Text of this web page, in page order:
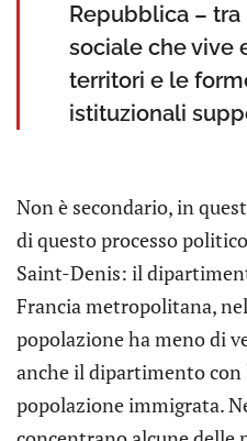
Repubblica –
sociale che vive
territori e le
istituzionali
Non è secondario, in
di questo processo
Saint-Denis: il
Francia metropolitana,
popolazione ha meno di
anche il dipartimento
popolazione immigrata.